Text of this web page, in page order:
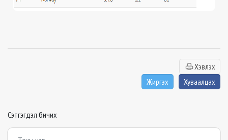
Хэвлэх
Жиргэх
Хуваалцах
Сэтгэгдэл бичих